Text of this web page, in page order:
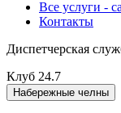
Все услуги -
Контакты
Диспетчерская
Клуб 24.7
Набережные челны